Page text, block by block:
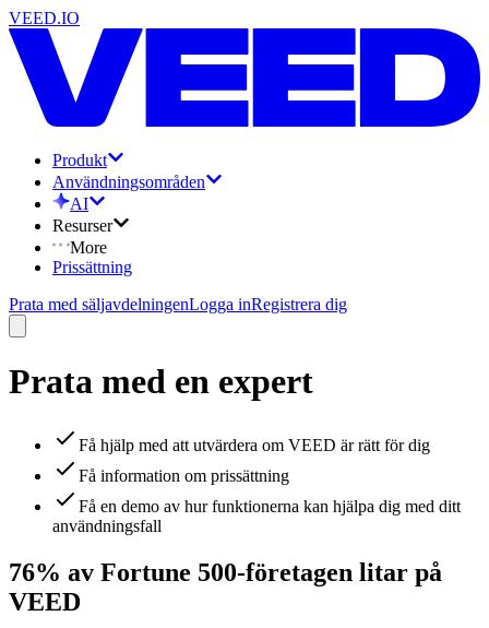
VEED.IO
Produkt
Användningsområden
AI
Resurser
More
Prissättning
Prata med säljavdelningenLogga inRegistrera dig
Prata med en expert
Få hjälp med att utvärdera om VEED är rätt för dig
Få information om prissättning
Få en demo av hur funktionerna kan hjälpa dig med ditt
användningsfall
76% av Fortune 500-företagen litar på
VEED